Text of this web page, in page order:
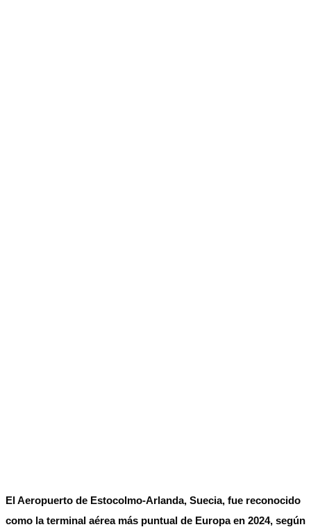
El Aeropuerto de Estocolmo-Arlanda, Suecia, fue reconocido
como la terminal aérea más puntual de Europa en 2024, según